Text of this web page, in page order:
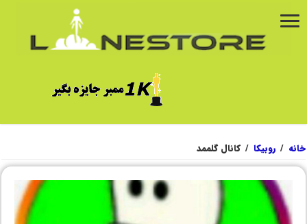
خانه / روبیکا / کانال گلممد